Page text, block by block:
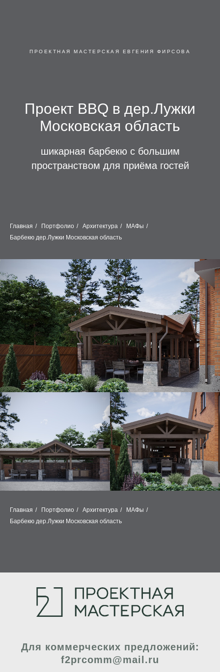
ПРОЕКТНАЯ МАСТЕРСКАЯ ЕВГЕНИЯ ФИРСОВА
Проект BBQ в дер.Лужки
Московская область
шикарная барбекю с большим
пространством для приёма гостей
Главная / Портфолио / Архитектура / МАФы /
Барбекю дер.Лужки Московская область
Главная / Портфолио / Архитектура / МАФы /
Барбекю дер.Лужки Московская область
Для коммерческих предложений:
f2prcomm@mail.ru